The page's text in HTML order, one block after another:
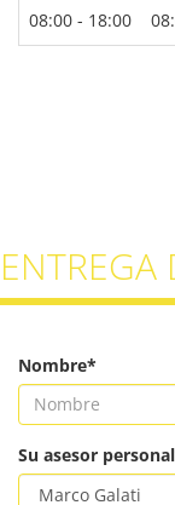
08:00 - 18:00
ENTREGA
Nombre*
Su asesor